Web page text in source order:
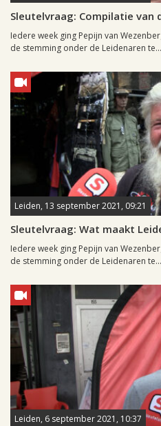
Sleutelvraag: Compilatie
Iedere week ging Pepijn van
de stemming onder de Leidenaren te...
Leiden, 13 september 2021, 09:21
Sleutelvraag: Wat maakt
Iedere week ging Pepijn van
de stemming onder de Leidenaren te...
Leiden, 6 september 2021, 10:37